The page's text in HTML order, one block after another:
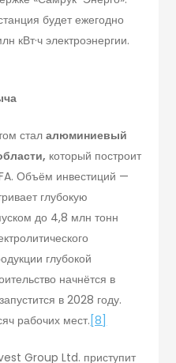
будет ежегодно
кВт·ч электроэнергии.
сталалюминиевый
который построит
Объём инвестиций —
глубокую
до 4,8 млн тонн
глубокой
начнётся в
в 2028 году.
рабочих мест. [8]
Group Ltd. приступит